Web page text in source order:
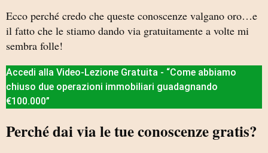
Ecco perché credo che queste conoscenze valgano oro…e
il fatto che le stiamo dando via gratuitamente a volte mi
sembra folle!
Accedi alla Video-Lezione Gratuita - “Come abbiamo
chiuso due operazioni immobiliari guadagnando
€100.000”
Perché dai via le tue conoscenze gratis?